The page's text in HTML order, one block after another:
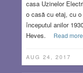
casa Uzinelor
o casă cu etaj, cu
începutul anilor
Heves.
Read
AUG 24, 2017